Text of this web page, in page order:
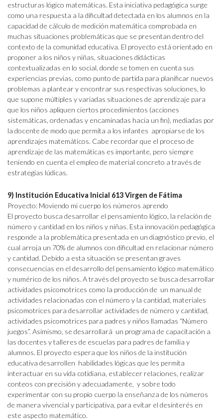
estructuras lógico matemáticas. Esta iniciativa pedagógica surge
como una respuesta a la dificultad detectada en los alumnos en la
capacidad de cálculo de medición matemática comprobada en
muchas situaciones problemáticas que se presentan dentro del
contexto de la comunidad educativa. El proyecto está orientado en
proponer a los niños y niñas, situaciones didácticas
contextualizadas en lo social, donde se tomen en cuenta sus
experiencias previas, como punto de partida para planificar nuevos
problemas a plantear y encontrar sus respectivas soluciones, lo
que supone múltiples y variadas situaciones de aprendizaje para
que los niños apliquen ciertos procedimientos (acciones
sistemáticas, ordenadas y encaminadas hacia un fin), mediadas por
la docente de modo que permita a los infantes apropiarse de los
aprendizajes matemáticos. Cabe recordar que el proceso de
aprendizaje de las matemáticas es importante, pero siempre
teniendo en cuenta el empleo de material concreto a través de
estrategias lúdicas.
9) Institución Educativa Inicial 613 Virgen de Fátima
Proyecto: Moviendo mi cuerpo los números aprendo
El proyecto busca desarrollar el pensamiento lógico, la relación de
número y cantidad en los niños y niñas. Esta innovación pedagógica
responde a la problemática presentada en un diagnóstico previo, el
cual arroja un 70% de alumnos con dificultad en relacionar número
y cantidad. Debido a esta situación se presentan graves
consecuencias en el desarrollo del pensamiento lógico matemático
y numérico de los niños. A través del proyecto se busca desarrollar
actividades psicomotrices como la producción de un manual de
actividades relacionadas con el número y la cantidad, materiales
psicomotrices para desarrollar actividades de número y cantidad,
actividades psicomotrices para padres y niños llamadas “Número
juegos”. Asimismo, se desarrollará un programa de capacitación a
las docentes y talleres de escuelas para padres de familia y
alumnos. El proyecto espera que los niños de la institución
educativa desarrollen habilidades lógicas que les permita
interactuar en su vida cotidiana, establecer relaciones, realizar
conteos con precisión y adecuadamente, y sobre todo
experimentar con su propio cuerpo la enseñanza de los números
de manera vivencial y participativa, para evitar el desinterés en
este aspecto matemático.